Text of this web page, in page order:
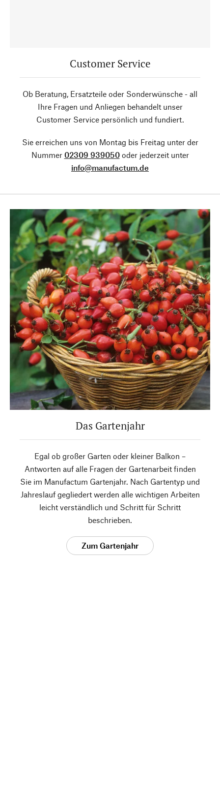
Customer Service
Ob Beratung, Ersatzteile oder Sonderwünsche - all
Ihre Fragen und Anliegen behandelt unser
Customer Service persönlich und fundiert.
Sie erreichen uns von Montag bis Freitag unter der
Nummer 02309 939050oder jederzeit unter
info@manufactum.de
Das Gartenjahr
Egal ob großer Garten oder kleiner Balkon –
Antworten auf alle Fragen der Gartenarbeit finden
Sie im Manufactum Gartenjahr. Nach Gartentyp und
Jahreslauf gegliedert werden alle wichtigen Arbeiten
leicht verständlich und Schritt für Schritt
beschrieben.
Zum Gartenjahr